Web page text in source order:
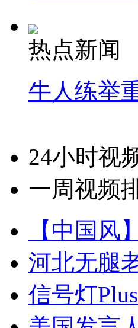
热点新闻
牛人练举
24小时视
一周视频
【中国风
河北无腿
信号灯